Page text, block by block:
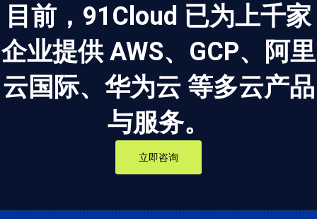
目前，91Cloud 已为上千家
企业提供 AWS、GCP、阿里
云国际、华为云 等多云产品
与服务。
立即咨询